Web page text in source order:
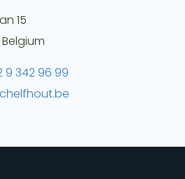
15
Belgium
9 342 96 99